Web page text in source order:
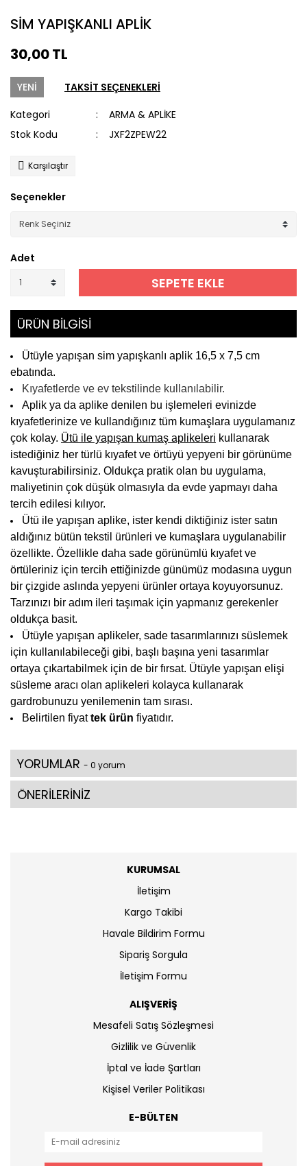
SİM YAPIŞKANLI APLİK
30,00 TL
YENİ TAKSİT SEÇENEKLERİ
Kategori
ARMA & APLİKE
Stok Kodu
JXF2ZPEW22
Karşılaştır
Seçenekler
Adet
SEPETE EKLE
ÜRÜN BİLGİSİ
Ütüyle yapışan sim yapışkanlı aplik 16,5 x 7,5 cm
ebatında.
Kıyafetlerde ve ev tekstilinde kullanılabilir.
Aplik ya da aplike denilen bu işlemeleri evinizde
kıyafetlerinize ve kullandığınız tüm kumaşlara uygulamanız
çok kolay. Ütü ile yapışan kumaş aplikeleri kullanarak
istediğiniz her türlü kıyafet ve örtüyü yepyeni bir görünüme
kavuşturabilirsiniz. Oldukça pratik olan bu uygulama,
maliyetinin çok düşük olmasıyla da evde yapmayı daha
tercih edilesi kılıyor.
Ütü ile yapışan aplike, ister kendi diktiğiniz ister satın
aldığınız bütün tekstil ürünleri ve kumaşlara uygulanabilir
özellikte. Özellikle daha sade görünümlü kıyafet ve
örtüleriniz için tercih ettiğinizde günümüz modasına uygun
bir çizgide aslında yepyeni ürünler ortaya koyuyorsunuz.
Tarzınızı bir adım ileri taşımak için yapmanız gerekenler
oldukça basit.
Ütüyle yapışan aplikeler, sade tasarımlarınızı süslemek
için kullanılabileceği gibi, başlı başına yeni tasarımlar
ortaya çıkartabilmek için de bir fırsat. Ütüyle yapışan elişi
süsleme aracı olan aplikeleri kolayca kullanarak
gardrobunuzu yenilemenin tam sırası.
Belirtilen fiyattek ürün fiyatıdır.
YORUMLAR - 0 yorum
ÖNERİLERİNİZ
KURUMSAL
İletişim
Kargo Takibi
Havale Bildirim Formu
Sipariş Sorgula
İletişim Formu
ALIŞVERİŞ
Mesafeli Satış Sözleşmesi
Gizlilik ve Güvenlik
İptal ve İade Şartları
Kişisel Veriler Politikası
E-BÜLTEN